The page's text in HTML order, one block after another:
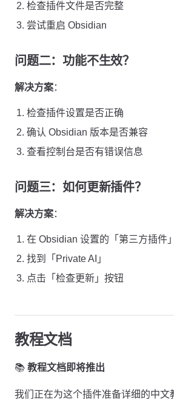
检查插件文件是否完整
尝试重启 Obsidian
问题二：功能不生效？
解决方案：
检查插件设置是否正确
确认 Obsidian 版本是否兼容
查看控制台是否有错误信息
问题三：如何更新插件？
解决方案：
在 Obsidian 设置的「第三方插件
找到「Private AI」
点击「检查更新」按钮
教程文档
📚 教程文档即将推出
我们正在为这个插件准备详细的中文